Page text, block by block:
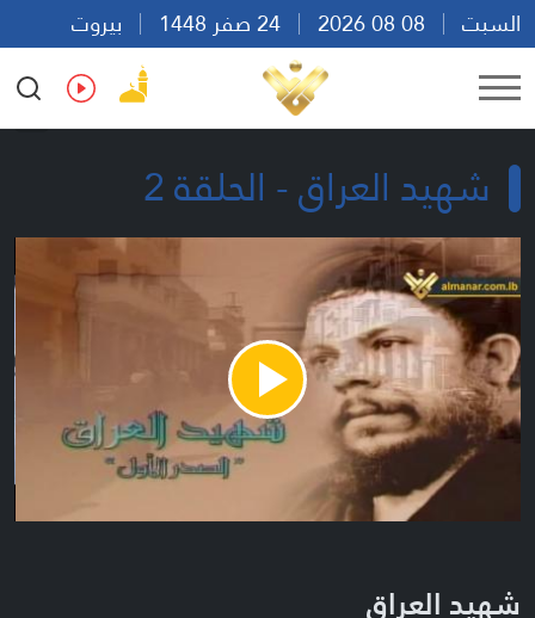
السبت
بيروت
09:56
Ar En Fr Es
شهيد العراق - الحلقة 2
Play
Video
شهيد العراق